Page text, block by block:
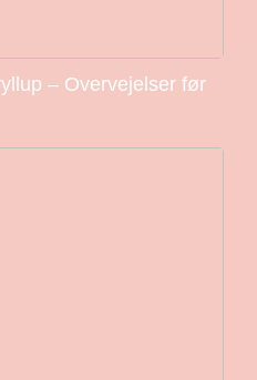
– Overvejelser før